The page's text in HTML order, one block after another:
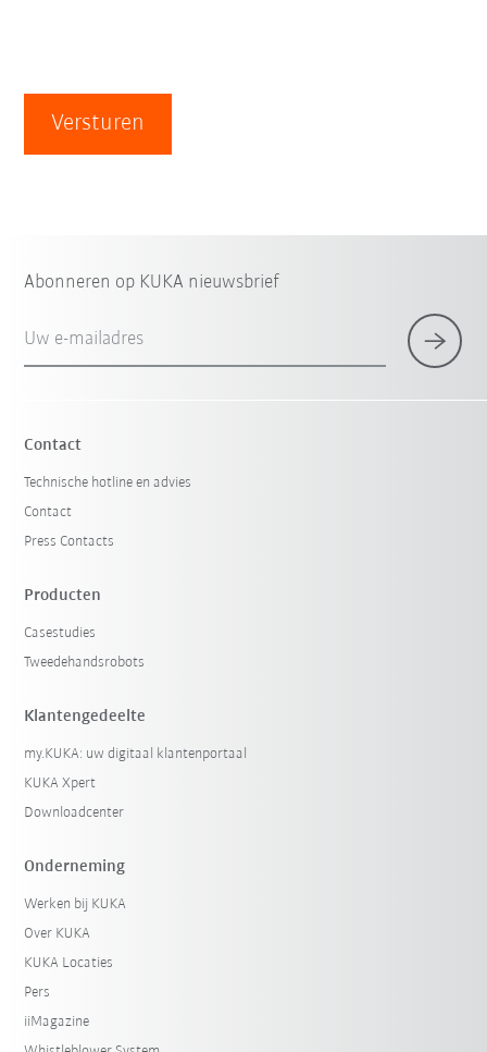
Versturen
Abonneren op KUKA nieuwsbrief
Uw e-mailadres
Contact
Technische hotline en advies
Contact
Press Contacts
Producten
Casestudies
Tweedehandsrobots
Klantengedeelte
my.KUKA: uw digitaal klantenportaal
KUKA Xpert
Downloadcenter
Onderneming
Werken bij KUKA
Over KUKA
KUKA Locaties
Pers
iiMagazine